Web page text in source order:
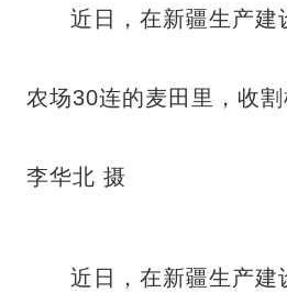
近日，在新疆生产建
农场30连的麦田里，收割
李华北 摄
近日，在新疆生产建